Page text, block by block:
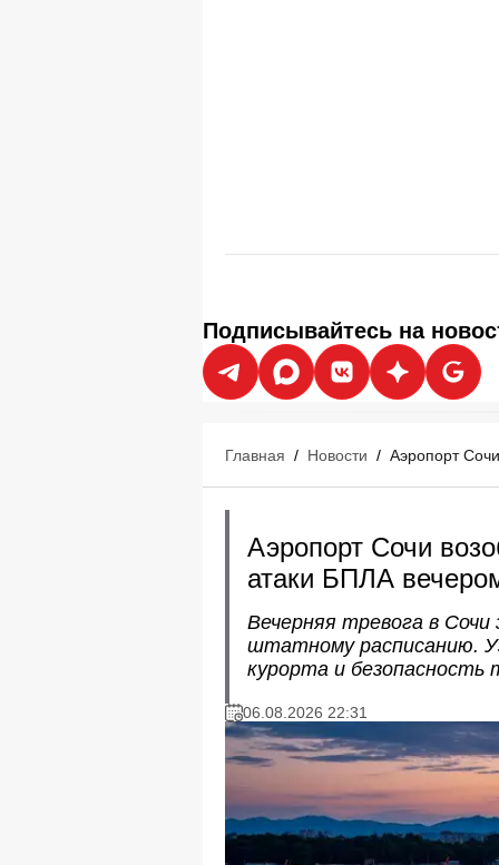
Подписывайтесь на
Главная / Новости / Аэропорт
Аэропорт Сочи
атаки БПЛА
Вечерняя тревога в
штатному расписанию.
курорта и безопасность
06.08.2026 22:31